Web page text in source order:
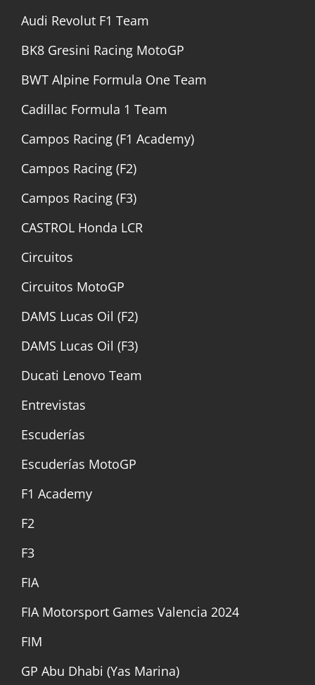
Audi Revolut F1 Team
BK8 Gresini Racing MotoGP
BWT Alpine Formula One Team
Cadillac Formula 1 Team
Campos Racing (F1 Academy)
Campos Racing (F2)
Campos Racing (F3)
CASTROL Honda LCR
Circuitos
Circuitos MotoGP
DAMS Lucas Oil (F2)
DAMS Lucas Oil (F3)
Ducati Lenovo Team
Entrevistas
Escuderías
Escuderías MotoGP
F1 Academy
F2
F3
FIA
FIA Motorsport Games Valencia 2024
FIM
GP Abu Dhabi (Yas Marina)